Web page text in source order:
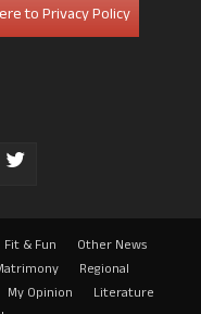
to Privacy Policy
Fit & Fun
Other News
Regional
My Opinion
Literature